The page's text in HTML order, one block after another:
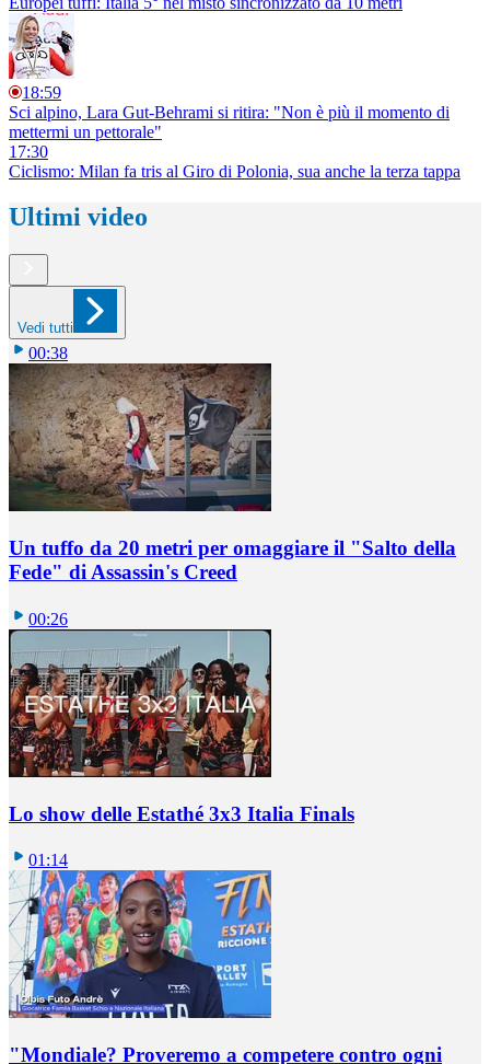
18:59
Sci alpino, Lara Gut-Behrami si ritira: "Non è più il momento di
mettermi un pettorale"
17:30
Ciclismo: Milan fa tris al Giro di Polonia, sua anche la terza tappa
Ultimi video
Vedi tutti
00:38
Un tuffo da 20 metri per omaggiare il "Salto della
Fede" di Assassin's Creed
00:26
Lo show delle Estathé 3x3 Italia Finals
01:14
"Mondiale? Proveremo a competere contro ogni